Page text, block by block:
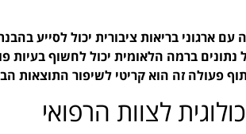
עם ארגוני בריאות ציבורית יכול לסייע
ברמה הלאומית יכול לחשוף בעיות
פעולה זה הוא קריטי לשיפור התוצאות
לצוות הרפואי